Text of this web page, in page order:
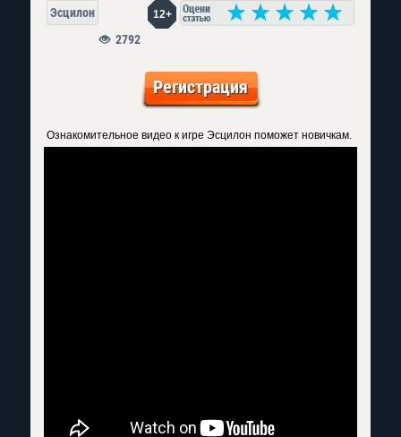
Эсцилон 12+
2792
Регистрация
Ознакомительное видео к игре Эсцилон поможет новичкам.